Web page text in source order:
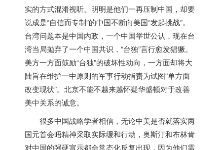
实的方式混淆视听。明明是他们一再压制中国，却要
说成是“自信而专制”的中国不断向美国“发起挑战”。
台湾问题本是中国内政，一个中国举世公认，现在台
湾当局抛弃了一个中国共识，“台独”言行愈发猖獗。
美方一方面鼓励“台独”的破坏性动向，一方面却将大
陆旨在维护一中原则的军事行动指责为试图“单方面
改变现状”。北京不能不越来越怀疑华盛顿对于改善
美中关系的诚意。
很多中国战略学者相信，无论中美是否就落实两
国元首会晤精神采取实际缓和行动，奥斯汀和布林肯
对中国的强硬宣示都会常态化反复出现，因为他们需